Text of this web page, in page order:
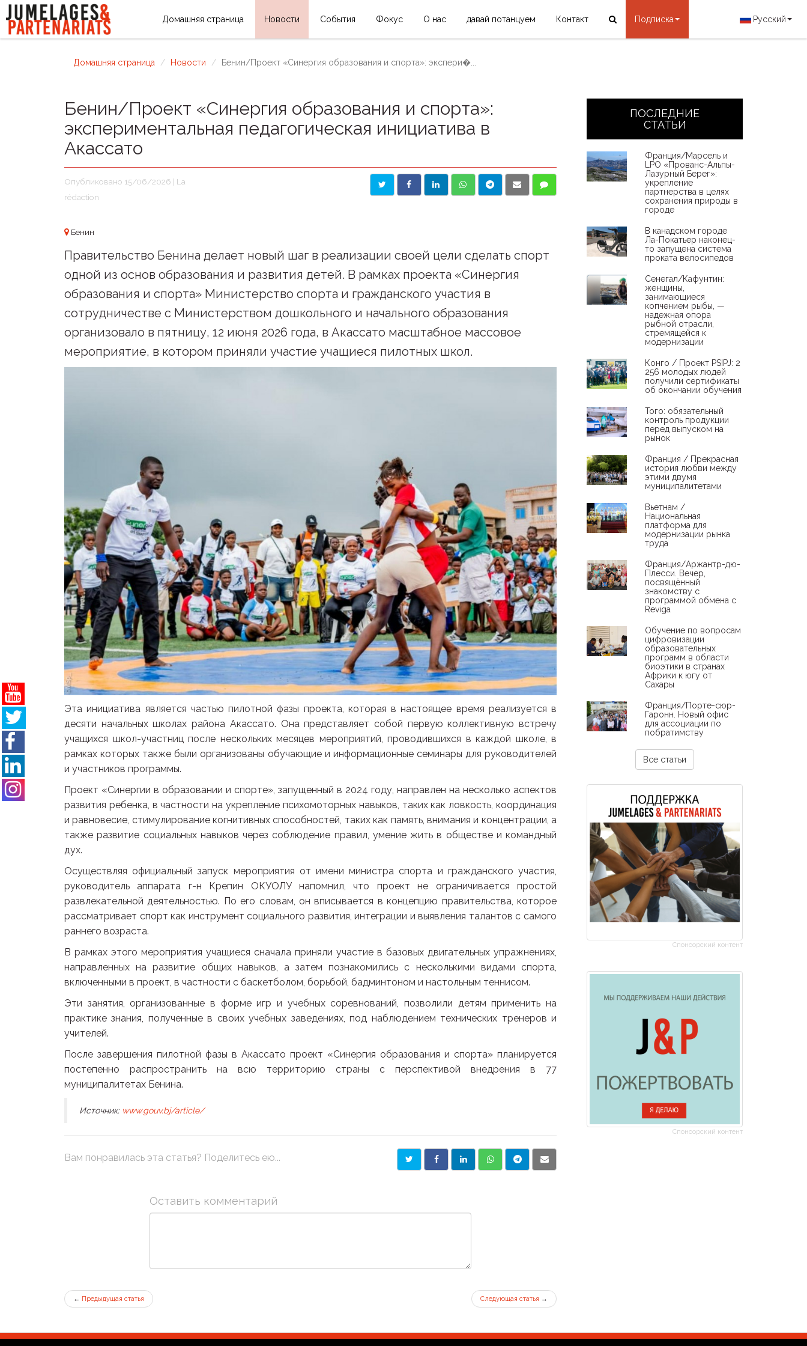
Домашняя страница Новости События Фокус О нас давай потанцуем Контакт Подписка Русский
Домашняя страница Новости Бенин/Проект «Синергия образования и спорта»: экспери�...
Бенин/Проект «Синергия образования и спорта»:
экспериментальная педагогическая инициатива в
Акассато
Опубликовано 15/06/2026 | La
rédaction
Бенин
Правительство Бенина делает новый шаг в реализации своей цели сделать спорт
одной из основ образования и развития детей. В рамках проекта «Синергия
образования и спорта» Министерство спорта и гражданского участия в
сотрудничестве с Министерством дошкольного и начального образования
организовало в пятницу, 12 июня 2026 года, в Акассато масштабное массовое
мероприятие, в котором приняли участие учащиеся пилотных школ.
Эта инициатива является частью пилотной фазы проекта, которая в настоящее время реализуется в
десяти начальных школах района Акассато. Она представляет собой первую коллективную встречу
учащихся школ-участниц после нескольких месяцев мероприятий, проводившихся в каждой школе, в
рамках которых также были организованы обучающие и информационные семинары для руководителей
и участников программы.
Проект «Синергии в образовании и спорте», запущенный в 2024 году, направлен на несколько аспектов
развития ребенка, в частности на укрепление психомоторных навыков, таких как ловкость, координация
и равновесие, стимулирование когнитивных способностей, таких как память, внимания и концентрации, а
также развитие социальных навыков через соблюдение правил, умение жить в обществе и командный
дух.
Осуществляя официальный запуск мероприятия от имени министра спорта и гражданского участия,
руководитель аппарата г-н Крепин ОКУОЛУ напомнил, что проект не ограничивается простой
развлекательной деятельностью. По его словам, он вписывается в концепцию правительства, которое
рассматривает спорт как инструмент социального развития, интеграции и выявления талантов с самого
раннего возраста.
В рамках этого мероприятия учащиеся сначала приняли участие в базовых двигательных упражнениях,
направленных на развитие общих навыков, а затем познакомились с несколькими видами спорта,
включенными в проект, в частности с баскетболом, борьбой, бадминтоном и настольным теннисом.
Эти занятия, организованные в форме игр и учебных соревнований, позволили детям применить на
практике знания, полученные в своих учебных заведениях, под наблюдением технических тренеров и
учителей.
После завершения пилотной фазы в Акассато проект «Синергия образования и спорта» планируется
постепенно распространить на всю территорию страны с перспективой внедрения в 77
муниципалитетах Бенина.
Источник: www.gouv.bj/article/
Вам понравилась эта статья? Поделитесь ею...
Оставить комментарий
← Предыдущая статья Следующая статья →
ПОСЛЕДНИЕ
СТАТЬИ
Франция/Марсель и
LPO «Прованс-Альпы-
Лазурный Берег»:
укрепление
партнерства в целях
сохранения природы в
городе
В канадском городе
Ла-Покатьер наконец-
то запущена система
проката велосипедов
Сенегал/Кафунтин:
женщины,
занимающиеся
копчением рыбы, —
надежная опора
рыбной отрасли,
стремящейся к
модернизации
Конго / Проект PSIPJ: 2
256 молодых людей
получили сертификаты
об окончании обучения
Того: обязательный
контроль продукции
перед выпуском на
рынок
Франция / Прекрасная
история любви между
этими двумя
муниципалитетами
Вьетнам /
Национальная
платформа для
модернизации рынка
труда
Франция/Аржантр-дю-
Плесси. Вечер,
посвящённый
знакомству с
программой обмена с
Reviga
Обучение по вопросам
цифровизации
образовательных
программ в области
биоэтики в странах
Африки к югу от
Сахары
Франция/Порте-сюр-
Гаронн. Новый офис
для ассоциации по
побратимству
Все статьи
Спонсорский контент
Спонсорский контент